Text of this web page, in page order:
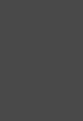
Footer logo